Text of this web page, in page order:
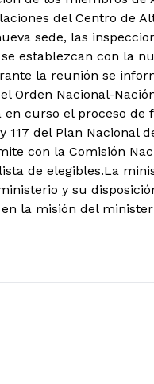
del Centro de
sede, las
establezcan con la
la reunión se
Orden Nacional-
curso el proceso
del Plan Nacional
con la Comisión
de elegibles.La
y su
la misión del